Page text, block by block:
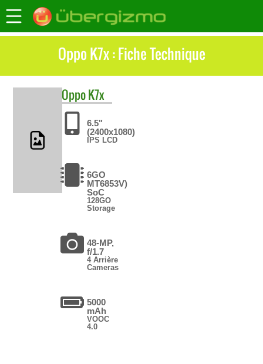
Oppo K7x : Fiche Technique
OppoK7x
6.5"
(2400x1080)
IPS LCD
6GO
MT6853V)
SoC
128GO
Storage
48-MP,
f/1.7
4 Arrière
Cameras
5000
mAh
VOOC
4.0